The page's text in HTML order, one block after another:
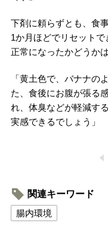
下剤に頼らずとも、食
1か月ほどでリセットで
正常になったかどうか
「黄土色で、バナナの
た、食後にお腹が張る
れ、体臭などが軽減す
実感できるでしょう」
関連キーワード
腸内環境